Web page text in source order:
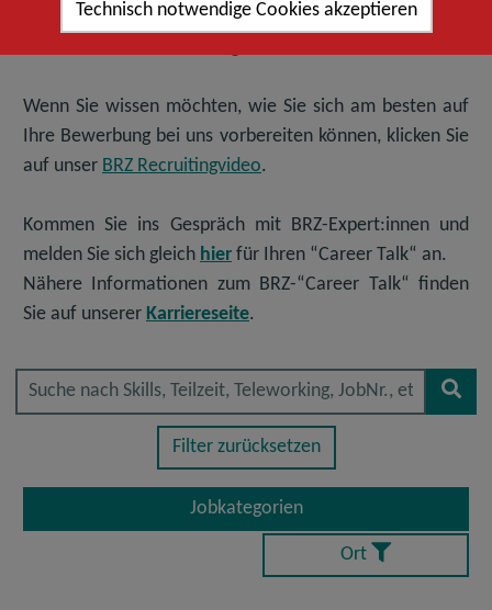
Moment keine passende Stelle finden, so freuen wir uns
Wenn Sie wissen möchten, wie Sie sich am besten auf
Ihre Bewerbung bei uns vorbereiten können, klicken Sie
auf unser BRZ Recruitingvideo.
Kommen Sie ins Gespräch mit BRZ-Expert:innen und
melden Sie sich gleich hier für Ihren “Career Talk“ an.
Nähere Informationen zum BRZ-“Career Talk“ finden
Sie auf unserer Karriereseite.
Suche nach Skills, Teilzeit,
Filter zurücksetzen
Jobkategorien
Ort
Technisch notwendige Cookies akzeptieren